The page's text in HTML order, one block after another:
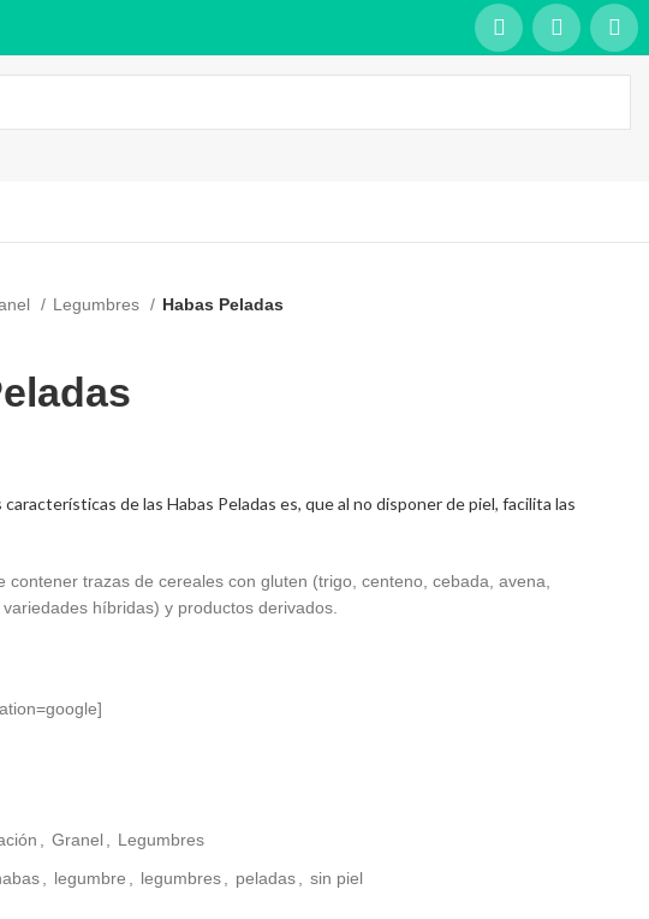
Legumbres
Habas Peladas
de las Habas Peladas es, que al no disponer de piel, facilita las
contener trazas de cereales con gluten (trigo, centeno, cebada, avena,
híbridas) y productos derivados.
Granel
Legumbres
legumbre legumbres peladas sin piel